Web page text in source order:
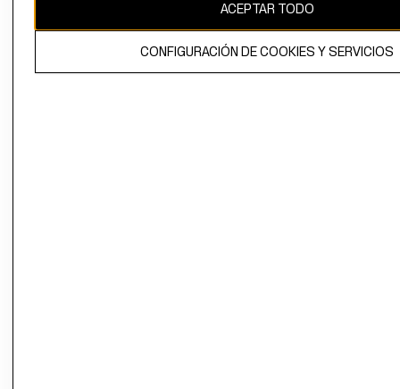
El contenido de esta página web está protegido por copyright y es
propiedad de H&M Hennes & Mauritz AB.
ACEPTAR TODO
CONFIGURACIÓN DE COOKIES Y SERVICIOS